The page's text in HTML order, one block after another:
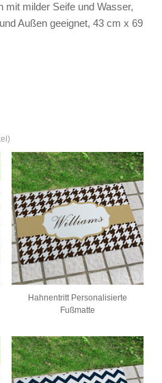
mit milder Seife und Wasser,
Außen geeignet, 43 cm x 69
Hahnentritt Personalisierte
Fußmatte